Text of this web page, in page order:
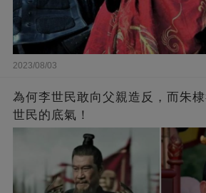
2023/08/03
為何李世民敢向父親造反，而朱
世民的底氣！